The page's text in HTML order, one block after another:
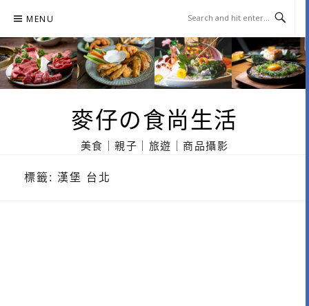
content
MENU
麥仔の食尚生活
美食｜親子｜旅遊｜商品攝影
標籤: 漢堡 台北